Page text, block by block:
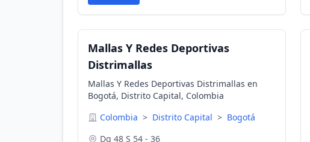
Mallas Y Redes Deportivas
Distrimallas
Mallas Y Redes Deportivas Distrimallas en
Bogotá, Distrito Capital, Colombia
Colombia > Distrito Capital > Bogotá
Dg 48 S 54 - 36